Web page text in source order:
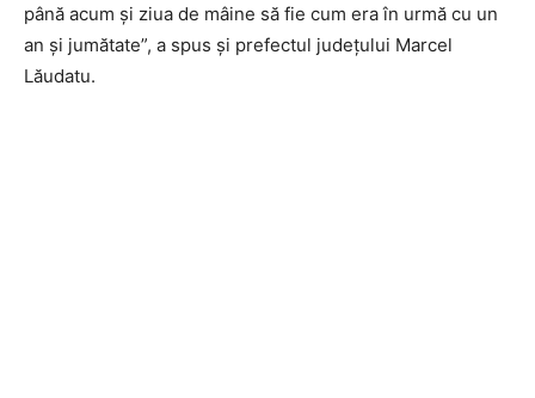
până acum și ziua de mâine să fie cum era în urmă cu un
an și jumătate”, a spus și prefectul județului Marcel
Lăudatu.